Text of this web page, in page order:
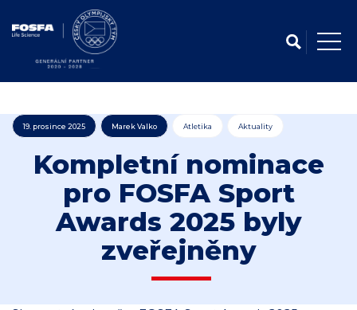
19. prosince 2025 Marek Valko Atletika Aktuality
Kompletní nominace
pro FOSFA Sport
Awards 2025 byly
zveřejněny